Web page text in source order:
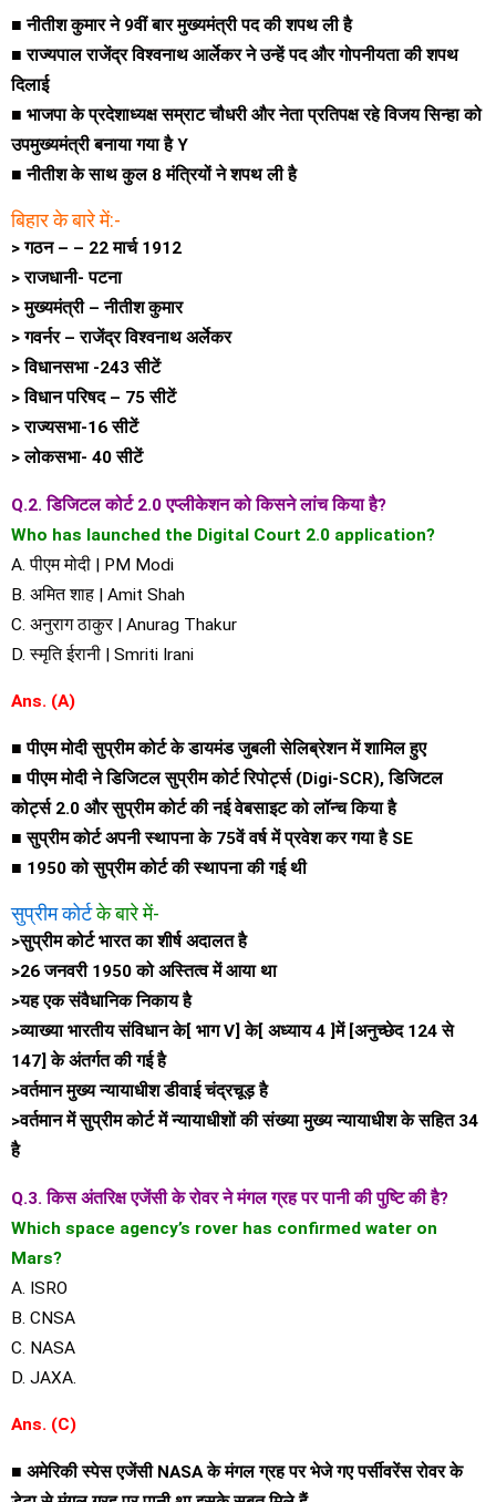
■ नीतीश कुमार ने 9वीं बार मुख्यमंत्री पद की शपथ ली है
■ राज्यपाल राजेंद्र विश्वनाथ आर्लेकर ने उन्हें पद और गोपनीयता की शपथ
दिलाई
■ भाजपा के प्रदेशाध्यक्ष सम्राट चौधरी और नेता प्रतिपक्ष रहे विजय सिन्हा को
उपमुख्यमंत्री बनाया गया है Y
■ नीतीश के साथ कुल 8 मंत्रियों ने शपथ ली है
बिहार के बारे में:-
> गठन – – 22 मार्च 1912
> राजधानी- पटना
> मुख्यमंत्री – नीतीश कुमार
> गवर्नर – राजेंद्र विश्वनाथ अर्लेकर
> विधानसभा -243 सीटें
> विधान परिषद – 75 सीटें
> राज्यसभा-16 सीटें
> लोकसभा- 40 सीटें
Q.2. डिजिटल कोर्ट 2.0 एप्लीकेशन को किसने लांच किया है?
Who has launched the Digital Court 2.0 application?
A. पीएम मोदी | PM Modi
B. अमित शाह | Amit Shah
C. अनुराग ठाकुर | Anurag Thakur
D. स्मृति ईरानी | Smriti Irani
Ans. (A)
■ पीएम मोदी सुप्रीम कोर्ट के डायमंड जुबली सेलिब्रेशन में शामिल हुए
■ पीएम मोदी ने डिजिटल सुप्रीम कोर्ट रिपोर्ट्स (Digi-SCR), डिजिटल
कोर्ट्स 2.0 और सुप्रीम कोर्ट की नई वेबसाइट को लॉन्च किया है
■ सुप्रीम कोर्ट अपनी स्थापना के 75वें वर्ष में प्रवेश कर गया है SE
■ 1950 को सुप्रीम कोर्ट की स्थापना की गई थी
सुप्रीम कोर्टके बारे में-
>सुप्रीम कोर्ट भारत का शीर्ष अदालत है
>26 जनवरी 1950 को अस्तित्व में आया था
>यह एक संवैधानिक निकाय है
>व्याख्या भारतीय संविधान के[ भाग V] के[ अध्याय 4 ]में [अनुच्छेद 124 से
147] के अंतर्गत की गई है
>वर्तमान मुख्य न्यायाधीश डीवाई चंद्रचूड़ है
>वर्तमान में सुप्रीम कोर्ट में न्यायाधीशों की संख्या मुख्य न्यायाधीश के सहित 34
है
Q.3. किस अंतरिक्ष एजेंसी के रोवर ने मंगल ग्रह पर पानी की पुष्टि की है?
Which space agency’s rover has confirmed water on
Mars?
A. ISRO
B. CNSA
C. NASA
D. JAXA.
Ans. (C)
■ अमेरिकी स्पेस एजेंसी NASA के मंगल ग्रह पर भेजे गए पर्सीवरेंस रोवर के